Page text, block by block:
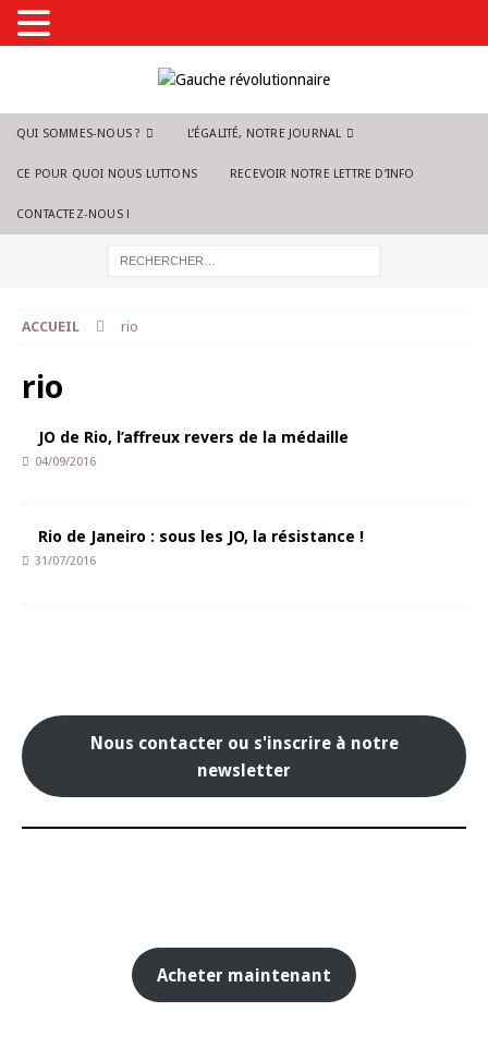
QUI SOMMES-NOUS ? L’ÉGALITÉ, NOTRE JOURNAL
CE POUR QUOI NOUS LUTTONS RECEVOIR NOTRE LETTRE D’INFO
CONTACTEZ-NOUS !
ACCUEIL rio
rio
JO de Rio, l’affreux revers de la médaille
04/09/2016
Rio de Janeiro : sous les JO, la résistance !
31/07/2016
Nous contacter ou s'inscrire à notre
newsletter
Acheter maintenant